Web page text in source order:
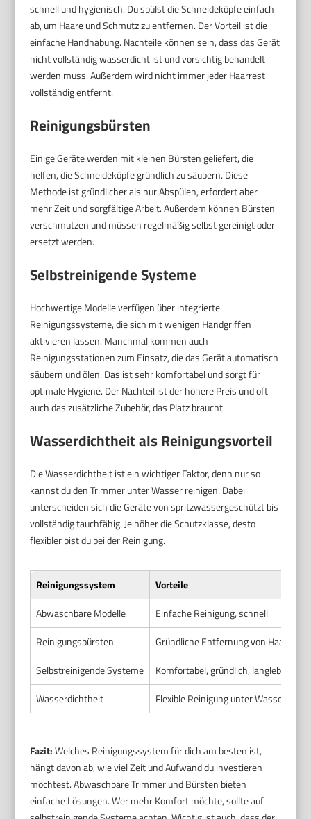
schnell und hygienisch. Du spülst die Schneideköpfe einfach
ab, um Haare und Schmutz zu entfernen. Der Vorteil ist die
einfache Handhabung. Nachteile können sein, dass das Gerät
nicht vollständig wasserdicht ist und vorsichtig behandelt
werden muss. Außerdem wird nicht immer jeder Haarrest
vollständig entfernt.
Reinigungsbürsten
Einige Geräte werden mit kleinen Bürsten geliefert, die
helfen, die Schneideköpfe gründlich zu säubern. Diese
Methode ist gründlicher als nur Abspülen, erfordert aber
mehr Zeit und sorgfältige Arbeit. Außerdem können Bürsten
verschmutzen und müssen regelmäßig selbst gereinigt oder
ersetzt werden.
Selbstreinigende Systeme
Hochwertige Modelle verfügen über integrierte
Reinigungssysteme, die sich mit wenigen Handgriffen
aktivieren lassen. Manchmal kommen auch
Reinigungsstationen zum Einsatz, die das Gerät automatisch
säubern und ölen. Das ist sehr komfortabel und sorgt für
optimale Hygiene. Der Nachteil ist der höhere Preis und oft
auch das zusätzliche Zubehör, das Platz braucht.
Wasserdichtheit als Reinigungsvorteil
Die Wasserdichtheit ist ein wichtiger Faktor, denn nur so
kannst du den Trimmer unter Wasser reinigen. Dabei
unterscheiden sich die Geräte von spritzwassergeschützt bis
vollständig tauchfähig. Je höher die Schutzklasse, desto
flexibler bist du bei der Reinigung.
Reinigungssystem Vorteile
Abwaschbare Modelle
Einfache Reinigung, schnell
Reinigungsbürsten
Gründliche Entfernung von Haaren
Selbstreinigende Systeme
Komfortabel, gründlich, langlebig
Wasserdichtheit
Flexible Reinigung unter Wasser
Fazit:Welches Reinigungssystem für dich am besten ist,
hängt davon ab, wie viel Zeit und Aufwand du investieren
möchtest. Abwaschbare Trimmer und Bürsten bieten
einfache Lösungen. Wer mehr Komfort möchte, sollte auf